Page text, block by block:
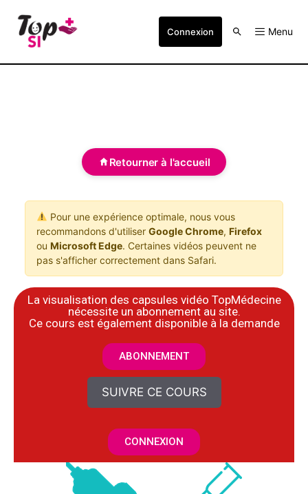
Connexion Menu
Retourner à l'accueil
Pour une expérience optimale, nous vous
recommandons d'utiliser Google Chrome, Firefox
ou Microsoft Edge. Certaines vidéos peuvent ne
pas s'afficher correctement dans Safari.
La visualisation des capsules vidéo TopMédecine
nécessite un abonnement au site.
​Ce cours est également disponible à la demande
ABONNEMENT
SUIVRE CE COURS
CONNEXION